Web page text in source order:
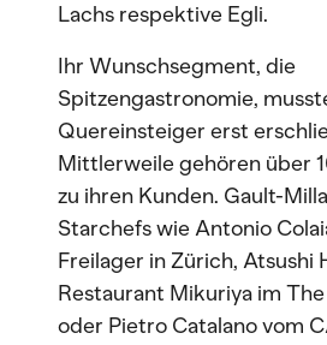
Lachs respektive Egli.
Ihr Wunschsegment, die
Spitzengastronomie,
Quereinsteiger erst
Mittlerweile gehören über
zu ihren Kunden. Gault-
Starchefs wie Antonio
Freilager in Zürich, Atsushi
Restaurant Mikuriya im
oder Pietro Catalano vom